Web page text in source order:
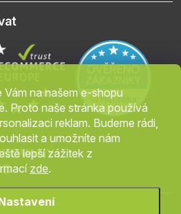
na našem e-shopu
Proto naše stránka používá
reklam. Budeme rádi,
a umožníte nám
lepší zážitek z
zde.